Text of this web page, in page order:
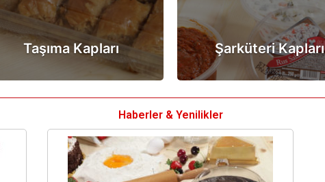
Taşıma Kapları Şarküteri Kapları
Haberler & Yenilikler